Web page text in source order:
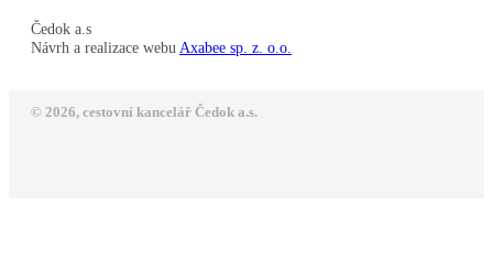
Čedok a.s
Návrh a realizace webu Axabee sp. z. o.o.
© 2026, cestovní kancelář Čedok a.s.